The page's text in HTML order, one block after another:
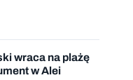
wraca na plażę
w Alei